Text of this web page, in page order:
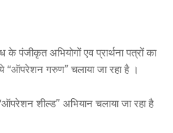
पंजीकृत अभियोगों एव प्रार्थना पत्रों का
“ऑपरेशन गरुण” चलाया जा रहा है ।
शील्ड” अभियान चलाया जा रहा है